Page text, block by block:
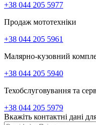
+38 044 205 5977
Продаж мототехніки
+38 044 205 5961
Малярно-кузовний
+38 044 205 5940
Техобслуговування та
+38 044 205 5979
Вкажіть контактні дані